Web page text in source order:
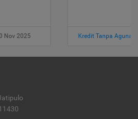
Nov 2025 Kredit Tanpa Agunan